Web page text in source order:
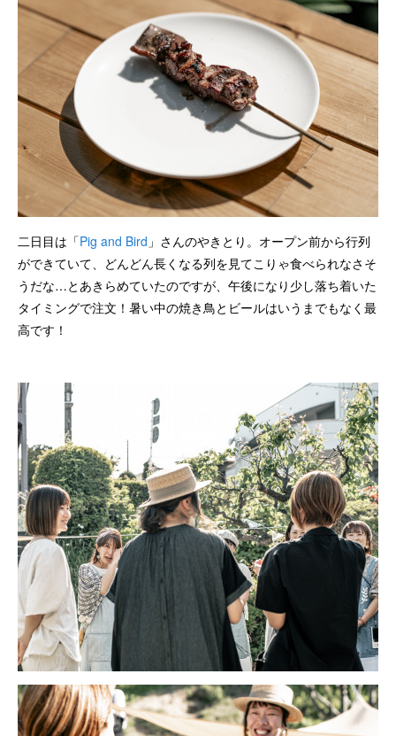
二日目は「Pig and Bird 」さんのやきとり。オープン前から行列
ができていて、どんどん長くなる列を見てこりゃ食べられなさそ
うだな…とあきらめていたのですが、午後になり少し落ち着いた
タイミングで注文！暑い中の焼き鳥とビールはいうまでもなく最
高です！